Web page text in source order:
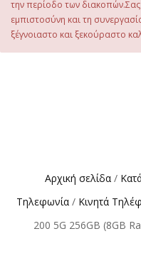
την περίοδο των
εμπιστοσύνη και τη
ξέγνοιαστο και ξεκούραστο
Αρχική σελίδα/
Τηλεφωνία/ Κινητά
200 5G 256GB (8GB